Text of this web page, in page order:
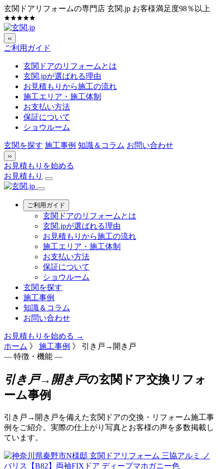
玄関ドアリフォームの専門店 玄関.jp お客様満足度98％以上
‹‹
ご利用ガイド
玄関ドアのリフォームとは
玄関.jpが選ばれる理由
お見積もりから施工の流れ
施工エリア・施工体制
お支払い方法
保証について
ショウルーム
玄関を探す 施工事例 知識＆コラム お問い合わせ
››
お見積もりを始める
お見積もり
ご利用ガイド
玄関ドアのリフォームとは
玄関.jpが選ばれる理由
お見積もりから施工の流れ
施工エリア・施工体制
お支払い方法
保証について
ショウルーム
玄関を探す
施工事例
知識＆コラム
お問い合わせ
お見積もりを始める →
ホーム 》 施工事例 》
引き戸→開き戸
— 特徴・機能 —
引き戸→開き戸の玄関ドア交換リフォ
ーム事例
引き戸→開き戸を備えた玄関ドアの交換・リフォーム施工事
例をご紹介。実際の仕上がり写真とお客様の声を多数掲載し
ています。